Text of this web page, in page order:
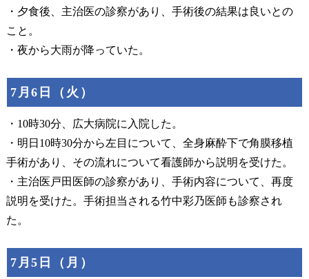
・夕食後、主治医の診察があり、手術後の結果は良いとの
こと。
・夜から大雨が降っていた。
7月6日（火）
・10時30分、広大病院に入院した。
・明日10時30分から左目について、全身麻酔下で角膜移植
手術があり、その流れについて看護師から説明を受けた。
・主治医戸田医師の診察があり、手術内容について、再度
説明を受けた。手術担当される竹中彩乃医師も診察され
た。
7月5日（月）